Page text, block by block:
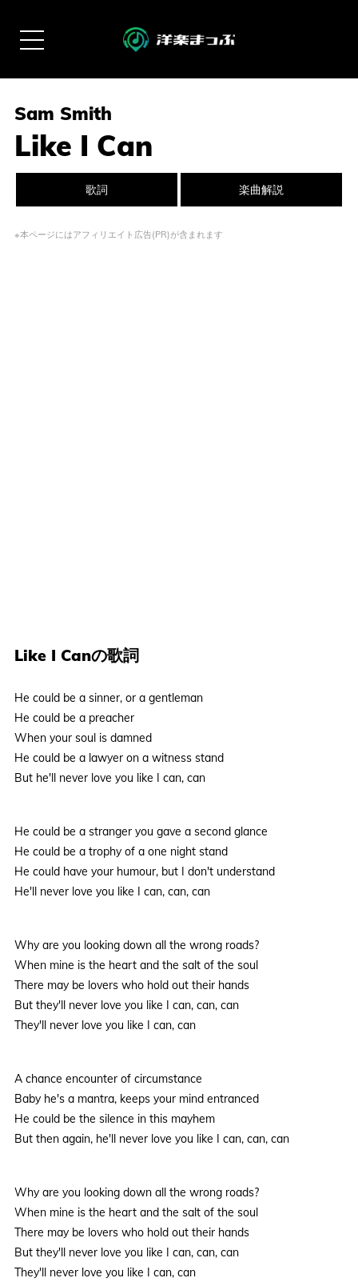
Sam Smith
Like I Can
歌詞 楽曲解説
※本ページにはアフィリエイト広告(PR)が含まれます
Like I Canの歌詞
He could be a sinner, or a gentleman
He could be a preacher
When your soul is damned
He could be a lawyer on a witness stand
But he'll never love you like I can, can
He could be a stranger you gave a second glance
He could be a trophy of a one night stand
He could have your humour, but I don't understand
He'll never love you like I can, can, can
Why are you looking down all the wrong roads?
When mine is the heart and the salt of the soul
There may be lovers who hold out their hands
But they'll never love you like I can, can, can
They'll never love you like I can, can
A chance encounter of circumstance
Baby he's a mantra, keeps your mind entranced
He could be the silence in this mayhem
But then again, he'll never love you like I can, can, can
Why are you looking down all the wrong roads?
When mine is the heart and the salt of the soul
There may be lovers who hold out their hands
But they'll never love you like I can, can, can
They'll never love you like I can, can